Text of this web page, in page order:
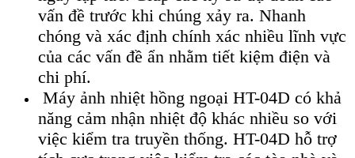
vấn đề trước khi chúng xảy ra. Nhanh
chóng và xác định chính xác nhiều lĩnh vực
của các vấn đề ẩn nhằm tiết kiệm điện và
chi phí.
Máy ảnh nhiệt hồng ngoại HT-04D có khả
năng cảm nhận nhiệt độ khác nhiều so với
việc kiểm tra truyền thống. HT-04D hỗ trợ